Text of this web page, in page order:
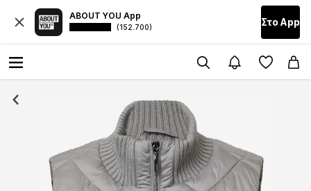
ABOUT YOU App
(152.700) Στο Αpp